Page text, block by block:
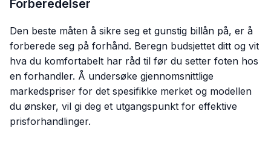
Forberedelser
Den beste måten å sikre seg et gunstig billån på, er å
forberede seg på forhånd. Beregn budsjettet ditt og vit
hva du komfortabelt har råd til før du setter foten hos
en forhandler. Å undersøke gjennomsnittlige
markedspriser for det spesifikke merket og modellen
du ønsker, vil gi deg et utgangspunkt for effektive
prisforhandlinger.